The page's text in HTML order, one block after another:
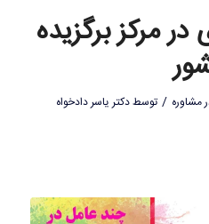
مرکز برگزیده
مشاوره / توسطدکتر یاسر دادخواه